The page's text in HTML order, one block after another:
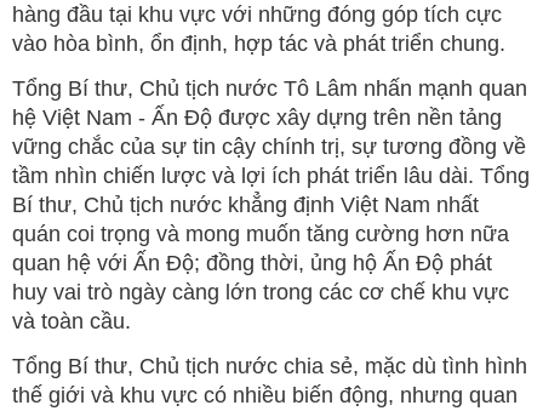
hàng đầu tại khu vực với những đóng góp tích cực
vào hòa bình, ổn định, hợp tác và phát triển chung.
Tổng Bí thư, Chủ tịch nước Tô Lâm nhấn mạnh quan
hệ Việt Nam - Ấn Độ được xây dựng trên nền tảng
vững chắc của sự tin cậy chính trị, sự tương đồng về
tầm nhìn chiến lược và lợi ích phát triển lâu dài. Tổng
Bí thư, Chủ tịch nước khẳng định Việt Nam nhất
quán coi trọng và mong muốn tăng cường hơn nữa
quan hệ với Ấn Độ; đồng thời, ủng hộ Ấn Độ phát
huy vai trò ngày càng lớn trong các cơ chế khu vực
và toàn cầu.
Tổng Bí thư, Chủ tịch nước chia sẻ, mặc dù tình hình
thế giới và khu vực có nhiều biến động, nhưng quan